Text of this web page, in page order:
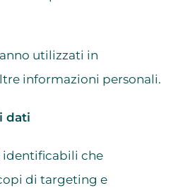
utilizzati in
informazioni personali.
dati
identificabili che
di targeting e